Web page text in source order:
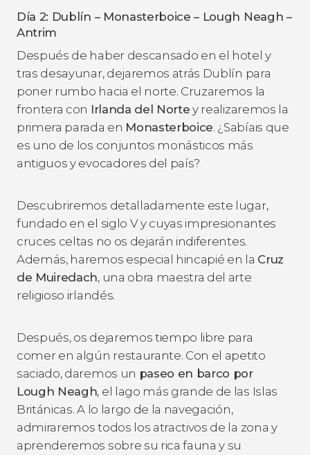
Día 2: Dublín – Monasterboice – Lough Neagh –
Antrim
Después de haber descansado en el hotel y
tras desayunar, dejaremos atrás Dublín para
poner rumbo hacia el norte. Cruzaremos la
frontera con Irlanda del Norte y realizaremos la
primera parada en Monasterboice. ¿Sabíais que
es uno de los conjuntos monásticos más
antiguos y evocadores del país?
Descubriremos detalladamente este lugar,
fundado en el siglo V y cuyas impresionantes
cruces celtas no os dejarán indiferentes.
Además, haremos especial hincapié en la Cruz
de Muiredach, una obra maestra del arte
religioso irlandés.
Después, os dejaremos tiempo libre para
comer en algún restaurante. Con el apetito
saciado, daremos un paseo en barco por
Lough Neagh, el lago más grande de las Islas
Británicas. A lo largo de la navegación,
admiraremos todos los atractivos de la zona y
aprenderemos sobre su rica fauna y su